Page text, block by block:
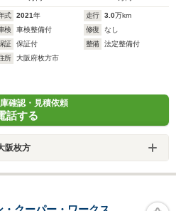
式 2021年 走行 3.0万km
検
車検整備付 修復
なし
証
保証付 整備
法定整備付
所
大阪府枚方市
確認・見積依頼
話する
阪枚方